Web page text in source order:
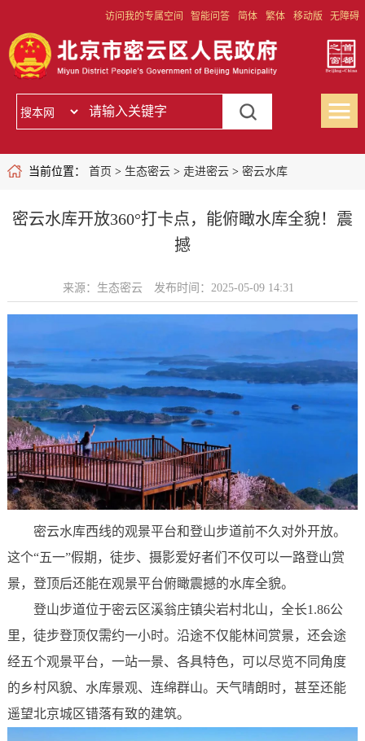
访问我的专属空间 智能问答 简体 繁体 移动版 无障碍
当前位置： 首页 > 生态密云> 走进密云> 密云水库
密云水库开放360°打卡点，能俯瞰水库全貌！震
撼
来源：生态密云 发布时间：2025-05-09 14:31
密云水库西线的观景平台和登山步道前不久对外开放。
这个“五一”假期，徒步、摄影爱好者们不仅可以一路登山赏
景，登顶后还能在观景平台俯瞰震撼的水库全貌。
登山步道位于密云区溪翁庄镇尖岩村北山，全长1.86公
里，徒步登顶仅需约一小时。沿途不仅能林间赏景，还会途
经五个观景平台，一站一景、各具特色，可以尽览不同角度
的乡村风貌、水库景观、连绵群山。天气晴朗时，甚至还能
遥望北京城区错落有致的建筑。